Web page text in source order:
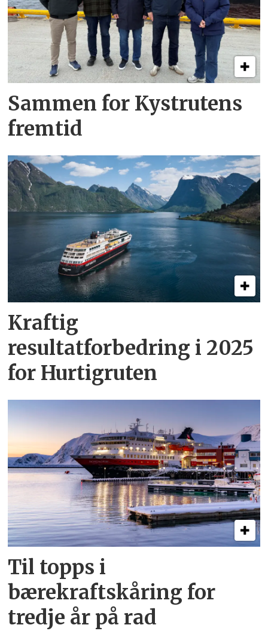
Sammen for Kystrutens
fremtid
Kraftig
resultatforbedring i 2025
for Hurtigruten
Til topps i
bærekraftskåring for
tredje år på rad